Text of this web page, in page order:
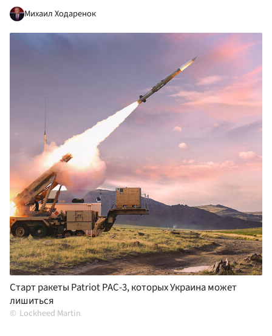
Михаил Ходаренок
Старт ракеты Patriot PAC-3, которых Украина может
лишиться
Lockheed Martin